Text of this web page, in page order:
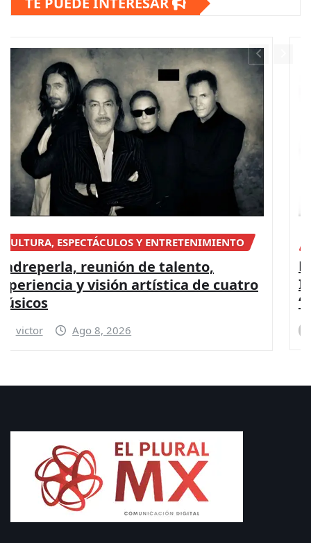
NACIONAL
FGR detiene a apoderada legal de
Ingemar, empresa vinculada a red de
‘huachicol’ ferroviario de Ernesto Ruffo
victor Ago 8, 2026